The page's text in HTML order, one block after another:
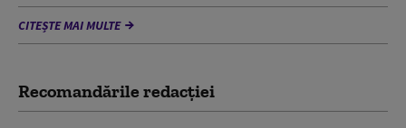
CITEȘTE MAI MULTE
Recomandările redacţiei